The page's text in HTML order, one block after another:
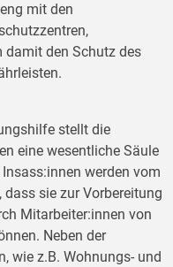
mit den
damit den Schutz des
stellt die
eine wesentliche Säule
werden vom
sie zur Vorbereitung
Mitarbeiter:innen von
Neben der
wie z.B. Wohnungs- und